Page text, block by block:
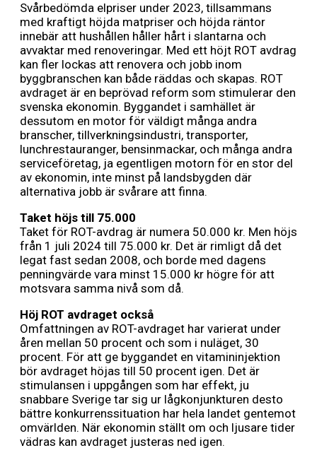
Svårbedömda elpriser under 2023, tillsammans
med kraftigt höjda matpriser och höjda räntor
innebär att hushållen håller hårt i slantarna och
avvaktar med renoveringar. Med ett höjt ROT avdrag
kan fler lockas att renovera och jobb inom
byggbranschen kan både räddas och skapas. ROT
avdraget är en beprövad reform som stimulerar den
svenska ekonomin. Byggandet i samhället är
dessutom en motor för väldigt många andra
branscher, tillverkningsindustri, transporter,
lunchrestauranger, bensinmackar, och många andra
serviceföretag, ja egentligen motorn för en stor del
av ekonomin, inte minst på landsbygden där
alternativa jobb är svårare att finna.
Taket höjs till 75.000
Taket för ROT-avdrag är numera 50.000 kr. Men höjs
från 1 juli 2024 till 75.000 kr. Det är rimligt då det
legat fast sedan 2008, och borde med dagens
penningvärde vara minst 15.000 kr högre för att
motsvara samma nivå som då.
Höj ROT avdraget också
Omfattningen av ROT-avdraget har varierat under
åren mellan 50 procent och som i nuläget, 30
procent. För att ge byggandet en vitamininjektion
bör avdraget höjas till 50 procent igen. Det är
stimulansen i uppgången som har effekt, ju
snabbare Sverige tar sig ur lågkonjunkturen desto
bättre konkurrenssituation har hela landet gentemot
omvärlden. När ekonomin ställt om och ljusare tider
vädras kan avdraget justeras ned igen.